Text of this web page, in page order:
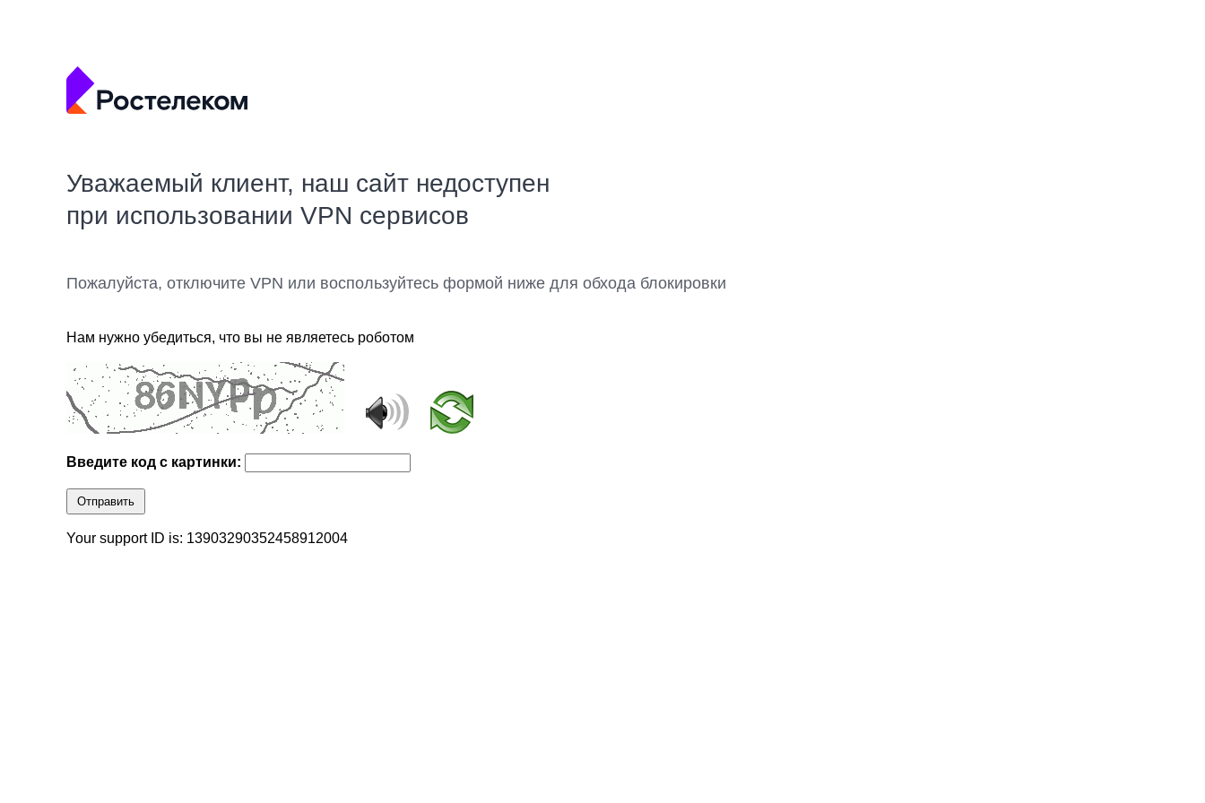
Уважаемый клиент, наш сайт недоступен
при использовании VPN сервисов
Пожалуйста, отключите VPN или воспользуйтесь формой ниже для обхода блокировки
Нам нужно убедиться, что вы не являетесь роботом
Введите код с картинки:
Отправить
Your support ID is: 13903290352458912004